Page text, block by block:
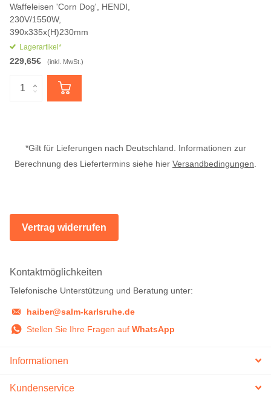
Waffeleisen 'Corn Dog', HENDI,
230V/1550W,
390x335x(H)230mm
Lagerartikel*
229,65€ (inkl. MwSt.)
*Gilt für Lieferungen nach Deutschland. Informationen zur
Berechnung des Liefertermins siehe hier Versandbedingungen.
Vertrag widerrufen
Kontaktmöglichkeiten
Telefonische Unterstützung und Beratung unter:
haiber@salm-karlsruhe.de
Stellen Sie Ihre Fragen auf WhatsApp
Informationen
Kundenservice